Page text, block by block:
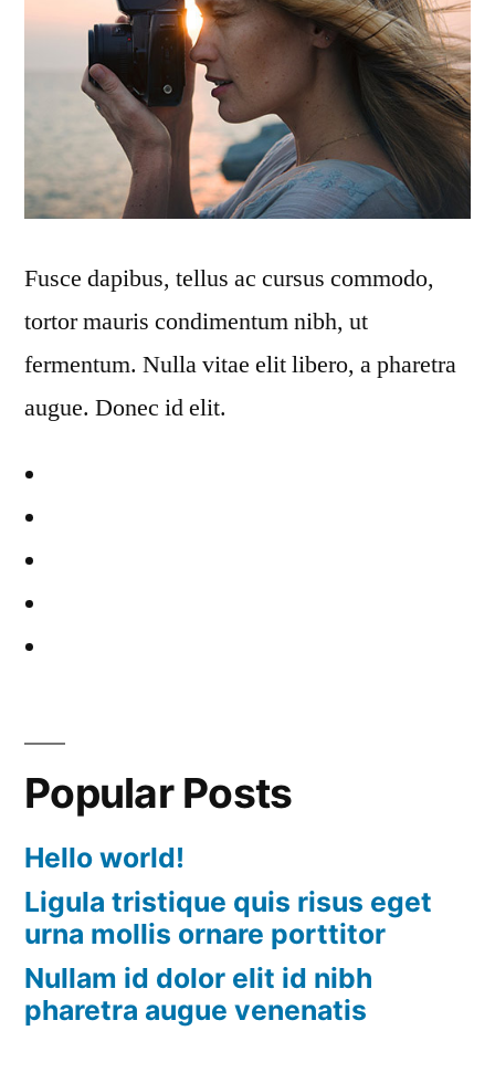
Fusce dapibus, tellus ac cursus commodo,
tortor mauris condimentum nibh, ut
fermentum. Nulla vitae elit libero, a pharetra
augue. Donec id elit.
Popular Posts
Hello world!
Ligula tristique quis risus eget
urna mollis ornare porttitor
Nullam id dolor elit id nibh
pharetra augue venenatis